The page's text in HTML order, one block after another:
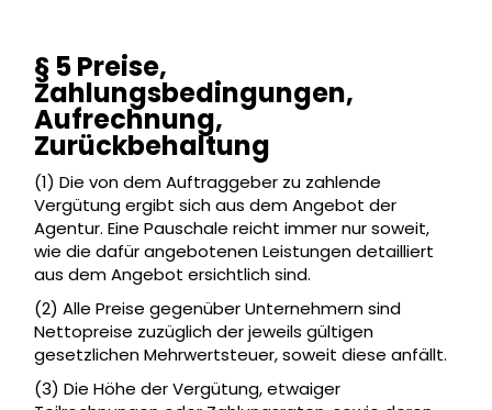
§ 5 Preise,
Zahlungsbedingungen,
Aufrechnung,
Zurückbehaltung
(1) Die von dem Auftraggeber zu zahlende
Vergütung ergibt sich aus dem Angebot der
Agentur. Eine Pauschale reicht immer nur soweit,
wie die dafür angebotenen Leistungen detailliert
aus dem Angebot ersichtlich sind.
(2) Alle Preise gegenüber Unternehmern sind
Nettopreise zuzüglich der jeweils gültigen
gesetzlichen Mehrwertsteuer, soweit diese anfällt.
(3) Die Höhe der Vergütung, etwaiger